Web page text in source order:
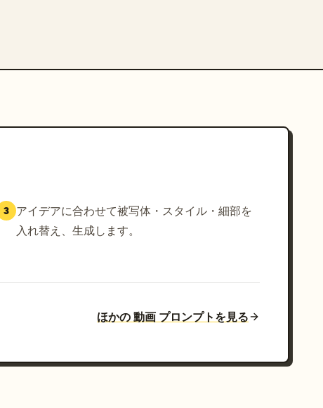
3
アイデアに合わせて被写体・スタイル・細部を
入れ替え、生成します。
ほかの 動画 プロンプトを見る